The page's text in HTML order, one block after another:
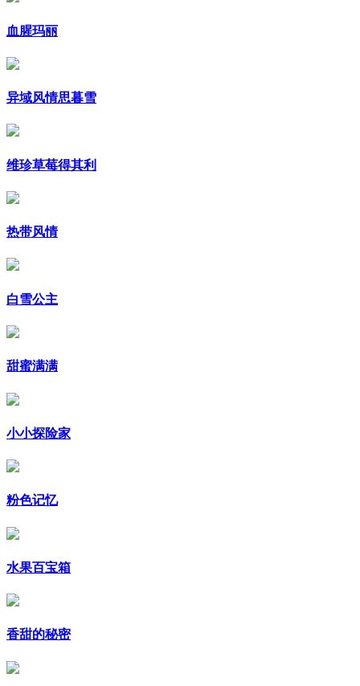
血腥玛丽
异域风情思暮雪
维珍草莓得其利
热带风情
白雪公主
甜蜜满满
小小探险家
粉色记忆
水果百宝箱
香甜的秘密